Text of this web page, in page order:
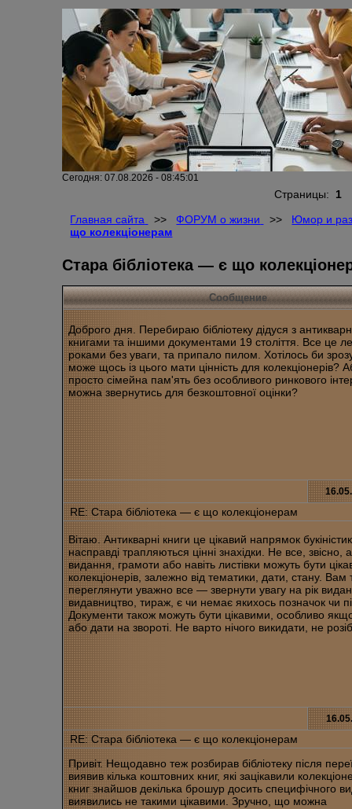
Сегодня: 07.08.2026 - 08:45:01
Страницы: 1
Главная сайта
>> ФОРУМ о жизни >> Юмор и
що колекціонерам
Стара бібліотека — є що
Сообщение
Доброго дня. Перебираю бібліотеку дідуся з
книгами та іншими документами 19 століття. Все це
роками без уваги, та припало пилом. Хотілось би
може щось із цього мати цінність для колекціонерів?
просто сімейна пам'ять без особливого ринкового
можна звернутись для безкоштовної оцінки?
RE: Стара бібліотека — є що колекціонерам
Вітаю. Антикварні книги це цікавий напрямок
насправді трапляються цінні знахідки. Не все, звісно,
видання, грамоти або навіть листівки можуть бути
колекціонерів, залежно від тематики, дати, стану. Вам
переглянути уважно все — звернути увагу на рік
видавництво, тираж, є чи немає якихось позначок чи
Документи також можуть бути цікавими, особливо
або дати на звороті. Не варто нічого викидати, не
RE: Стара бібліотека — є що колекціонерам
Привіт. Нещодавно теж розбирав бібліотеку після
виявив кілька коштовних книг, які зацікавили
книг знайшов декілька брошур досить специфічного
виявились не такими цікавими. Зручно, що можна